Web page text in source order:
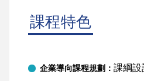
課程特色
企業導向課程規劃： 課綱設